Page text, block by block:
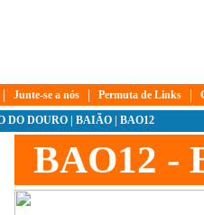
| Junte-se a nós | Permuta de Links |
DO DOURO BAIÃO | BAO12
BAO12 -